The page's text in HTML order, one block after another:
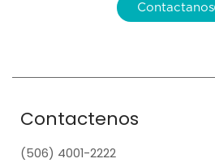
Contactanos
Contactenos
(506) 4001-2222